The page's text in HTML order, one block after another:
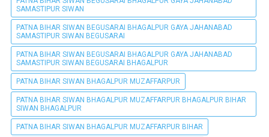
SAMASTIPUR SIWAN
PATNA BIHAR SIWAN BEGUSARAI BHAGALPUR GAYA JAHANABAD
SAMASTIPUR SIWAN BEGUSARAI
PATNA BIHAR SIWAN BEGUSARAI BHAGALPUR GAYA JAHANABAD
SAMASTIPUR SIWAN BEGUSARAI BHAGALPUR
PATNA BIHAR SIWAN BHAGALPUR MUZAFFARPUR
PATNA BIHAR SIWAN BHAGALPUR MUZAFFARPUR BHAGALPUR BIHAR
SIWAN BHAGALPUR
PATNA BIHAR SIWAN BHAGALPUR MUZAFFARPUR BIHAR